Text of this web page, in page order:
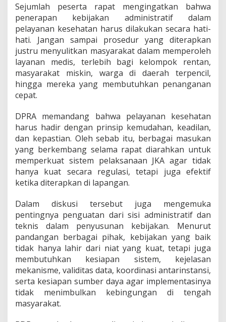
Sejumlah peserta rapat mengingatkan bahwa
penerapan kebijakan administratif dalam
pelayanan kesehatan harus dilakukan secara hati-
hati. Jangan sampai prosedur yang diterapkan
justru menyulitkan masyarakat dalam memperoleh
layanan medis, terlebih bagi kelompok rentan,
masyarakat miskin, warga di daerah terpencil,
hingga mereka yang membutuhkan penanganan
cepat.
DPRA memandang bahwa pelayanan kesehatan
harus hadir dengan prinsip kemudahan, keadilan,
dan kepastian. Oleh sebab itu, berbagai masukan
yang berkembang selama rapat diarahkan untuk
memperkuat sistem pelaksanaan JKA agar tidak
hanya kuat secara regulasi, tetapi juga efektif
ketika diterapkan di lapangan.
Dalam diskusi tersebut juga mengemuka
pentingnya penguatan dari sisi administratif dan
teknis dalam penyusunan kebijakan. Menurut
pandangan berbagai pihak, kebijakan yang baik
tidak hanya lahir dari niat yang kuat, tetapi juga
membutuhkan kesiapan sistem, kejelasan
mekanisme, validitas data, koordinasi antarinstansi,
serta kesiapan sumber daya agar implementasinya
tidak menimbulkan kebingungan di tengah
masyarakat.